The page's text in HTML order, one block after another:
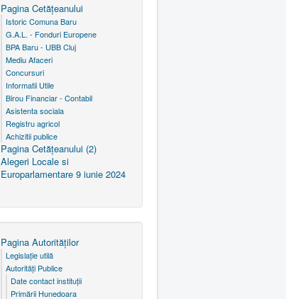
Pagina Cetăţeanului
Istoric Comuna Baru
G.A.L. - Fonduri Europene
BPA Baru - UBB Cluj
Mediu Afaceri
Concursuri
Informatii Utile
Birou Financiar - Contabil
Asistenta sociala
Registru agricol
Achizitii publice
Pagina Cetăţeanului (2)
Alegeri Locale si
Europarlamentare 9 iunie 2024
Pagina Autorităţilor
Legislaţie utilă
Autorităţi Publice
Date contact instituţii
Primării Hunedoara